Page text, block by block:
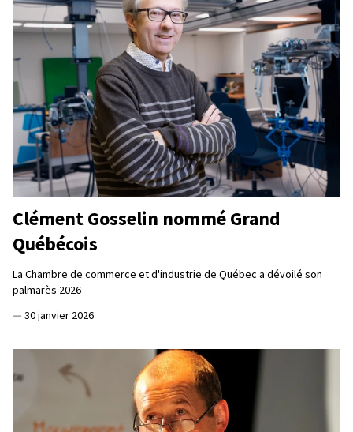
Clément Gosselin nommé Grand
Québécois
La Chambre de commerce et d'industrie de Québec a dévoilé son
palmarès 2026
— 30 janvier 2026